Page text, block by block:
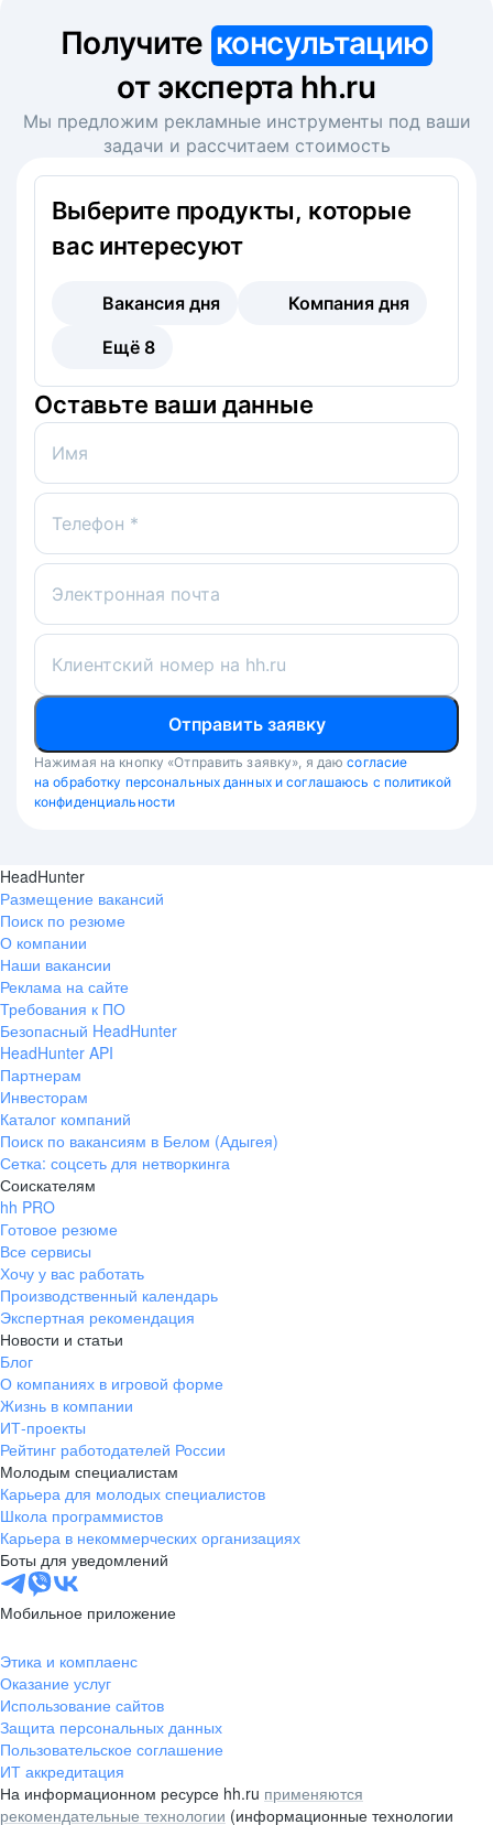
Получите консультацию
от эксперта hh.ru
Мы предложим рекламные инструменты под ваши
задачи и рассчитаем стоимость
Выберите продукты, которые
вас интересуют
Вакансия дня
Компания дня
Ещё 8
Оставьте ваши данные
Имя
Телефон *
Электронная почта
Клиентский номер на hh.ru
Отправить заявку
Нажимая на кнопку «Отправить заявку», я даю согласие
на обработку персональных данных и соглашаюсь с политикой
конфиденциальности
HeadHunter
Размещение вакансий
Поиск по резюме
О компании
Наши вакансии
Реклама на сайте
Требования к ПО
Безопасный HeadHunter
HeadHunter API
Партнерам
Инвесторам
Каталог компаний
Поиск по вакансиям в Белом (Адыгея)
Сетка: соцсеть для нетворкинга
Соискателям
hh PRO
Готовое резюме
Все сервисы
Хочу у вас работать
Производственный календарь
Экспертная рекомендация
Новости и статьи
Блог
О компаниях в игровой форме
Жизнь в компании
ИТ-проекты
Рейтинг работодателей России
Молодым специалистам
Карьера для молодых специалистов
Школа программистов
Карьера в некоммерческих организациях
Боты для уведомлений
Мобильное приложение
Этика и комплаенс
Оказание услуг
Использование сайтов
Защита персональных данных
Пользовательское соглашение
ИТ аккредитация
На информационном ресурсе hh.ru применяются
рекомендательные технологии (информационные технологии